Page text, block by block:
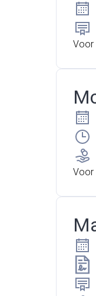
Voor
sch)
Voor
k